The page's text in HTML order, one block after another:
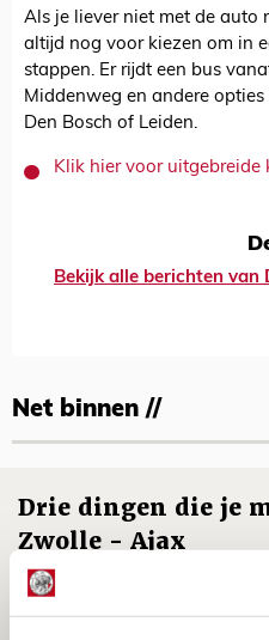
Als je liever niet met de auto
altijd nog voor kiezen om in
stappen. Er rijdt een bus
Middenweg en andere
Den Bosch of Leiden.
Klik hier voor uitgebreide
Bekijk alle berichten van
Net binnen //
Drie dingen die je
Zwolle - Ajax
08 AUGUSTUS 2026 - 12:32